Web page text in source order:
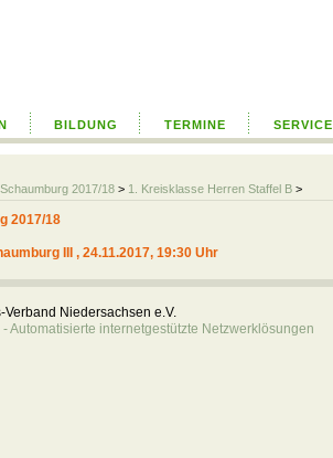
BILDUNG TERMINE SERVICE
2017/18 > 1. Kreisklasse Herren Staffel B >
2017/18
III , 24.11.2017, 19:30 Uhr
Niedersachsen e.V.
Automatisierte internetgestützte Netzwerklösungen